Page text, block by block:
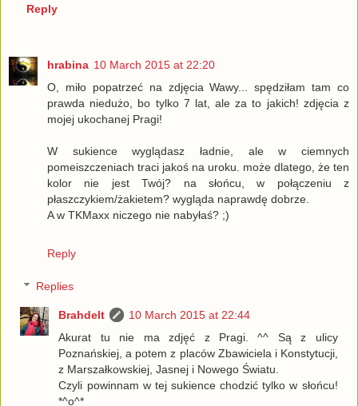
Reply
hrabina 10 March 2015 at 22:20
O, miło popatrzeć na zdjęcia Wawy... spędziłam tam co
prawda niedużo, bo tylko 7 lat, ale za to jakich! zdjęcia z
mojej ukochanej Pragi!
W sukience wyglądasz ładnie, ale w ciemnych
pomeiszczeniach traci jakoś na uroku. może dlatego, że ten
kolor nie jest Twój? na słońcu, w połączeniu z
płaszczykiem/żakietem? wygląda naprawdę dobrze.
A w TKMaxx niczego nie nabyłaś? ;)
Reply
Replies
Brahdelt
10 March 2015 at 22:44
Akurat tu nie ma zdjęć z Pragi. ^^ Są z ulicy
Poznańskiej, a potem z placów Zbawiciela i Konstytucji,
z Marszałkowskiej, Jasnej i Nowego Światu.
Czyli powinnam w tej sukience chodzić tylko w słońcu!
*^o^*